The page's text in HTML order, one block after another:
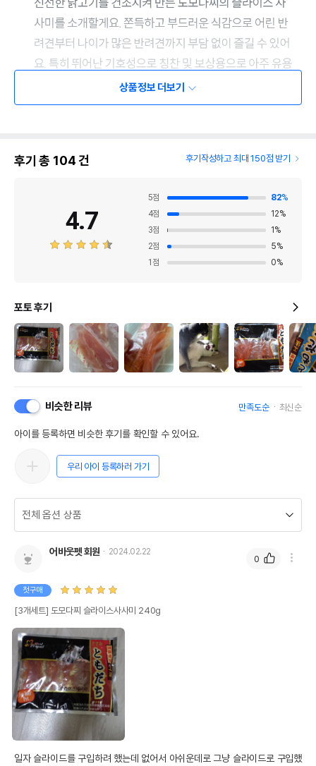
상품정보 더보기
후기 총 104건 후기작성하고 최대 150점 받기
4.7
5점 82%
4점 12%
3점 1 %
2점 5%
1 점 0%
포토 후기
비슷한 리뷰 만족도순 최신순
아이를 등록하면 비슷한 후기를 확인할 수 있어요.
우리 아이 등록하러 가기
어바웃펫 회원 2024.02.22
첫구매
[3개세트] 도모다찌 슬라이스사사미 240g
일자 슬라이드를 구입하려 했는데 없어서 아쉬운데로 그냥 슬라이드로 구입했
0